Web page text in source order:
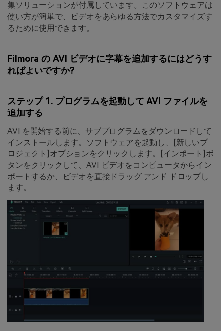
集ソリューションが付属しています。このソフトウェアは
使い方が簡単で、ビデオをあらゆる方法でカスタマイズす
るために使用できます。
Filmora の AVI ビデオに字幕を追加するにはどうす
ればよいですか?
ステップ 1. プログラムを起動して AVI ファイルを
追加する
AVI を開始する前に、サブプログラムをダウンロードして
インストールします。ソフトウェアを起動し、
[新しいプ
ロジェクト] オプションをクリックします。 [インポート] ボ
タンをクリックして、AVI ビデオをコンピュータからイン
ポートするか、ビデオを直接ドラッグ アンド ドロップし
ます。